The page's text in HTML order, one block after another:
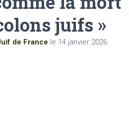
T
juifs »
de France le 14 janvier 2026